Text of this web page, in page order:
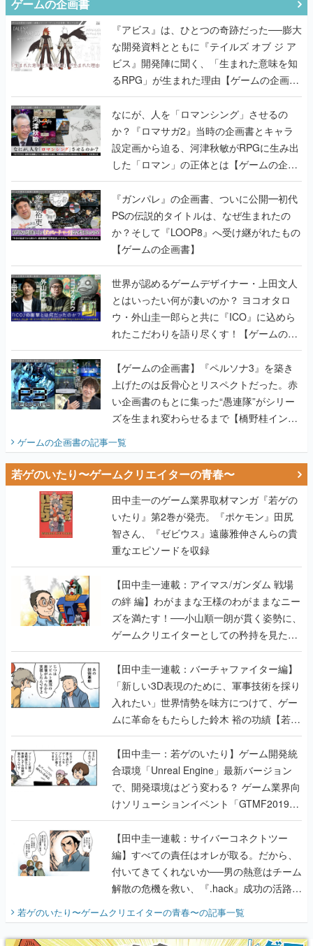
ゲームの企画書
『アビス』は、ひとつの奇跡だった──膨大
な開発資料とともに『テイルズ オブ ジ ア
ビス』開発陣に聞く、「生まれた意味を知
るRPG」が生まれた理由【ゲームの企画
書】
なにが、人を「ロマンシング」させるの
か？『ロマサガ2』当時の企画書とキャラ
設定画から迫る、河津秋敏がRPGに生み出
した「ロマン」の正体とは【ゲームの企画
書】
『ガンパレ』の企画書、ついに公開━初代
PSの伝説的タイトルは、なぜ生まれたの
か？そして『LOOP8』へ受け継がれたもの
【ゲームの企画書】
世界が認めるゲームデザイナー・上田文人
とはいったい何が凄いのか？ ヨコオタロ
ウ・外山圭一郎らと共に『ICO』に込めら
れたこだわりを語り尽くす！【ゲームの企
画書】
【ゲームの企画書】『ペルソナ3』を築き
上げたのは反骨心とリスペクトだった。赤
い企画書のもとに集った“愚連隊”がシリー
ズを生まれ変わらせるまで【橋野桂インタ
ゲームの企画書の記事一覧
若ゲのいたり〜ゲームクリエイターの青春〜
田中圭一のゲーム業界取材マンガ『若ゲの
いたり』第2巻が発売。『ポケモン』田尻
智さん、『ゼビウス』遠藤雅伸さんらの貴
重なエピソードを収録
【田中圭一連載：アイマス/ガンダム 戦場
の絆 編】わがままな王様のわがままなニー
ズを満たす！──小山順一朗が貫く姿勢に、
ゲームクリエイターとしての矜持を見た
【若ゲのいたり最終回】
【田中圭一連載：バーチャファイター編】
「新しい3D表現のために、軍事技術を採り
入れたい」世界情勢を味方につけて、ゲー
ムに革命をもたらした鈴木 裕の功績【若ゲ
のいたり】
【田中圭一：若ゲのいたり】ゲーム開発統
合環境「Unreal Engine」最新バージョン
で、開発環境はどう変わる？ ゲーム業界向
けソリューションイベント「GTMF2019」
に行って、より理解を深めよう【PR】
【田中圭一連載：サイバーコネクトツー
編】すべての責任はオレが取る。だから、
付いてきてくれないか──男の熱意はチーム
解散の危機を救い、『.hack』成功の活路を
『少年ジャンプ』色だった【若ゲのいた
り】
若ゲのいたり〜ゲームクリエイターの青春〜の記事一覧